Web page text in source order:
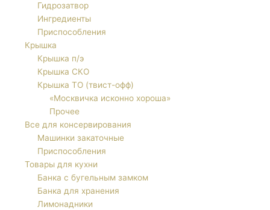
Гидрозатвор
Ингредиенты
Приспособления
Крышка
Крышка п/э
Крышка СКО
Крышка ТО (твист-офф)
«Москвичка исконно хороша»
Прочее
Все для консервирования
Машинки закаточные
Приспособления
Товары для кухни
Банка с бугельным замком
Банка для хранения
Лимонадники